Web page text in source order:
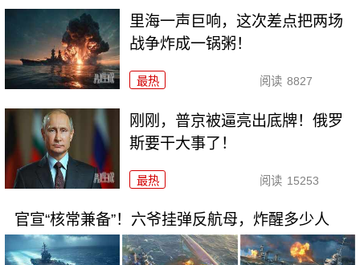
里海一声巨响，这次差点把两场
战争炸成一锅粥！
最热 阅读 8827
刚刚，普京被逼亮出底牌！俄罗
斯要干大事了！
最热 阅读 15253
官宣“核常兼备”！六爷挂弹反航母，炸醒多少人